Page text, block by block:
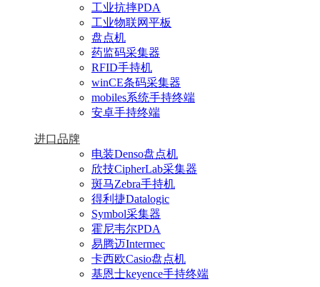
工业抗摔PDA
工业物联网平板
盘点机
药监码采集器
RFID手持机
winCE条码采集器
mobiles系统手持终端
安卓手持终端
进口品牌
电装Denso盘点机
欣技CipherLab采集器
斑马Zebra手持机
得利捷Datalogic
Symbol采集器
霍尼韦尔PDA
易腾迈Intermec
卡西欧Casio盘点机
基恩士keyence手持终端